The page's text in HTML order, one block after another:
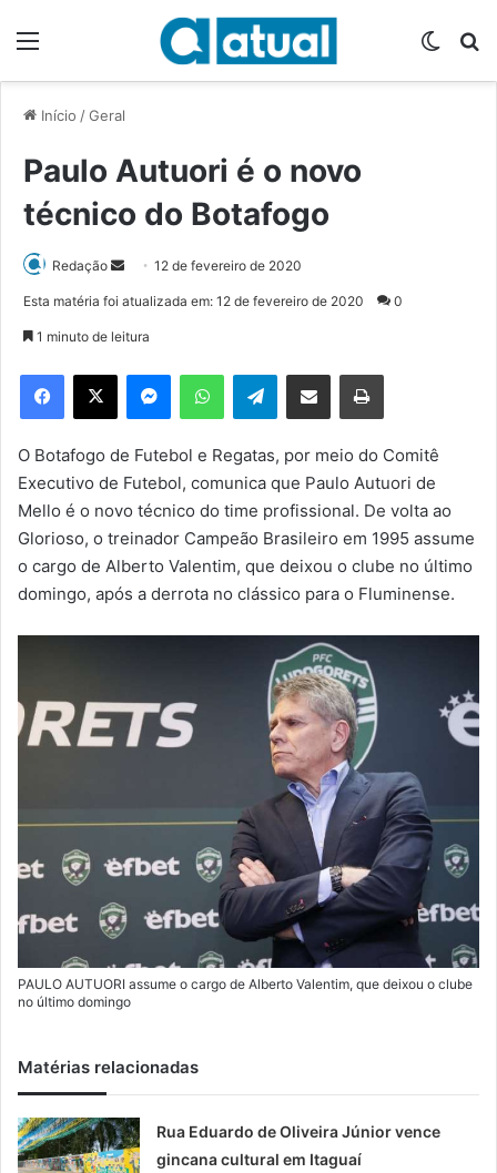
Início /Geral
Paulo Autuori é o novo
técnico do Botafogo
Redação
d
e
m
e
-
m
a
12 de fevereiro de 2020
Esta matéria foi atualizada em: 12 de fevereiro de 2020 0
1 minuto de leitura
Telegram
O Botafogo de Futebol e Regatas, por meio do Comitê
Executivo de Futebol, comunica que Paulo Autuori de
Mello é o novo técnico do time profissional. De volta ao
Glorioso, o treinador Campeão Brasileiro em 1995 assume
o cargo de Alberto Valentim, que deixou o clube no último
domingo, após a derrota no clássico para o Fluminense.
PAULO AUTUORI assume o cargo de Alberto Valentim, que deixou o clube
no último domingo
Matérias relacionadas
Rua Eduardo de Oliveira Júnior vence
gincana cultural em Itaguaí